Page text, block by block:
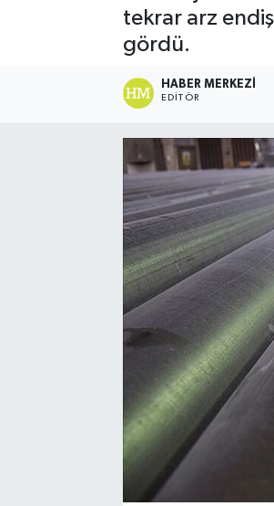
tekrar arz
gördü.
HABER MERKEZI
EDITÖR